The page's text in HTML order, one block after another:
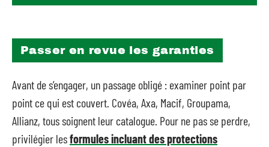
Passer en revue les garanties
Avant de s’engager, un passage obligé : examiner point par
point ce qui est couvert. Covéa, Axa, Macif, Groupama,
Allianz, tous soignent leur catalogue. Pour ne pas se perdre,
privilégier lesformules incluant des protections